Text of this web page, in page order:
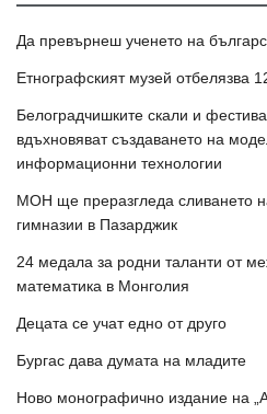
Да превърнеш ученето на
Етнографският музей отбелязва
Белоградчишките скали и
вдъхновяват създаването на
информационни технологии
МОН ще преразгледа сливането
гимназии в Пазарджик
24 медала за родни таланти от
математика в Монголия
Децата се учат едно от друго
Бургас дава думата на младите
Ново монографично издание на